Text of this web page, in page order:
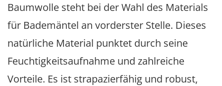
Baumwolle steht bei der Wahl des Materials
für Bademäntel an vorderster Stelle. Dieses
natürliche Material punktet durch seine
Feuchtigkeitsaufnahme und zahlreiche
Vorteile. Es ist strapazierfähig und robust,